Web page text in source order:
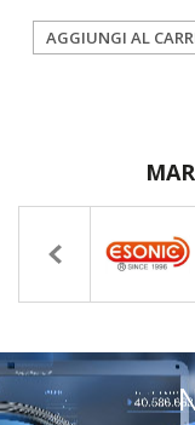
AGGIUNGI AL